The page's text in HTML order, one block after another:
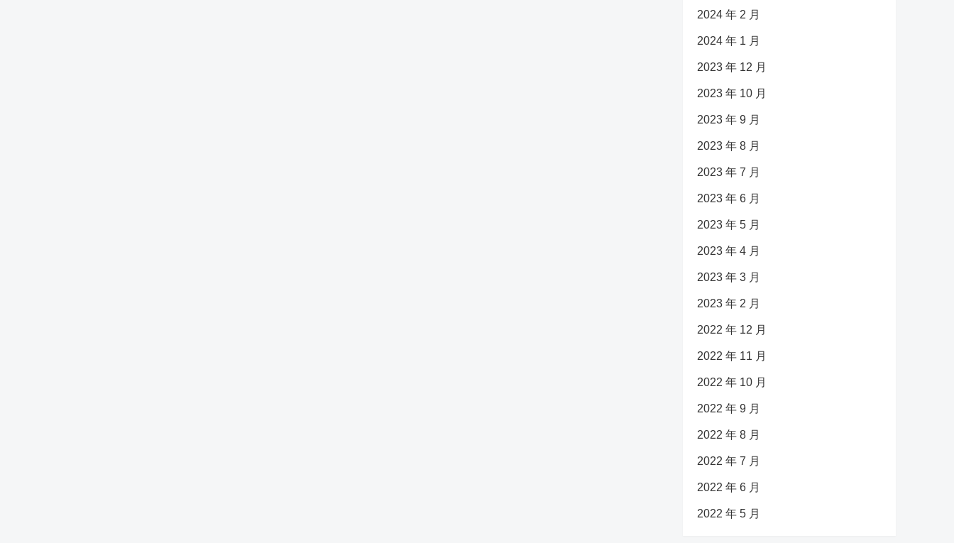
2024 年 2 月
2024 年 1 月
2023 年 12 月
2023 年 10 月
2023 年 9 月
2023 年 8 月
2023 年 7 月
2023 年 6 月
2023 年 5 月
2023 年 4 月
2023 年 3 月
2023 年 2 月
2022 年 12 月
2022 年 11 月
2022 年 10 月
2022 年 9 月
2022 年 8 月
2022 年 7 月
2022 年 6 月
2022 年 5 月